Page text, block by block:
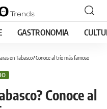
GASTRONOMIA
en Tabasco? Conoce al trío más famoso
Conoce al